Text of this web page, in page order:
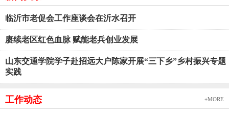
临沂市老促会工作座谈会在沂水召开
赓续老区红色血脉 赋能老兵创业发展
山东交通学院学子赴招远大户陈家开展“三下乡”乡村振兴专题
实践
工作动态 +MORE